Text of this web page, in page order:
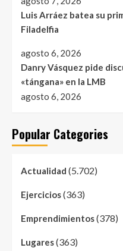
Luis Arráez batea su
Filadelfia
agosto 6, 2026
Danry Vásquez pide
«tángana» en la LMB
agosto 6, 2026
Popular Categories
Actualidad (5.702)
Ejercicios(363)
Emprendimientos(378)
Lugares(363)